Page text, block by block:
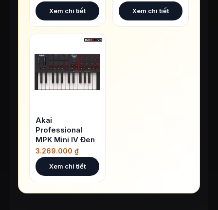
Xem chi tiết Xem chi tiết
Akai
Professional
MPK Mini IV Đen
3.269.000 ₫
Xem chi tiết